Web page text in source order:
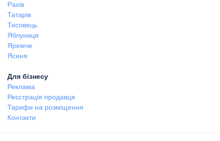
Рахів
Татарів
Тисовець
Яблуниця
Яремче
Ясиня
Для бізнесу
Реклама
Реєстрація продавця
Тарифи на розміщення
Контакти